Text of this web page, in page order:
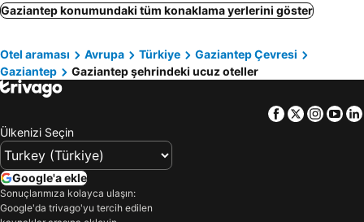
Ramada by Wyndham Gaziantep
Teymur Continental Hotel
Zeynep Hanim Konagi
Hampton by Hilton Gaziantep
Uğurlu Otel
Holiday Inn Gaziantep - Sehitkamil By Ihg
Hotel Murat
Sirehan Hotel
Taş Konak Hotel
Palmiye Hotel Gaziantep
Pamuk City Hotel
Gaziantep konumundaki tüm konaklama yerlerini göster
Otel araması Avrupa Türkiye
Gaziantep Çevresi
Gaziantep
Gaziantep şehrindeki ucuz oteller
Facebook
Twitter
Ülkenizi Seçin
Google'a ekle
Sonuçlarımıza kolayca ulaşın:
Google'da trivago'yu tercih edilen